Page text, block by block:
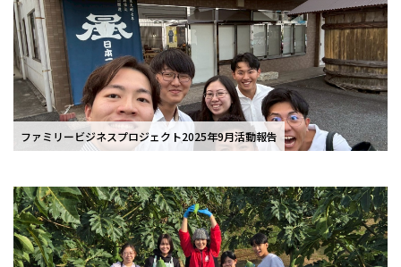
ファミリービジネスプロジェクト2025年9月活動報告